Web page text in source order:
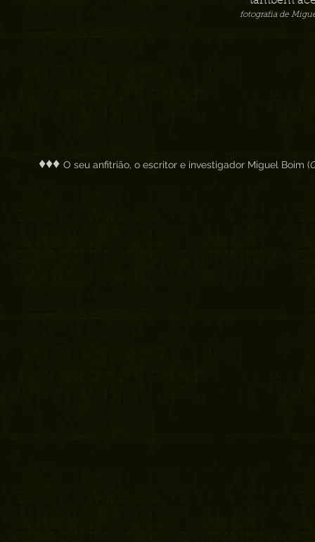
fotografia de
♦♦♦ O seu anfitrião, o escritor e investigador Miguel Boim (